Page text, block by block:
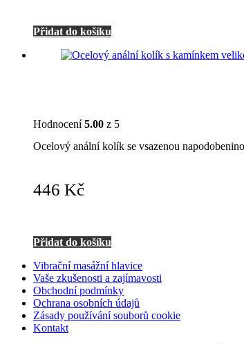
Přidat do košíku
Hodnocení5.00 z 5
Ocelový anální kolík se vsazenou
446 Kč
Přidat do košíku
Vibrační masážní hlavice
Vaše zkušenosti a zajímavosti
Obchodní podmínky
Ochrana osobních údajů
Zásady používání souborů cookie
Kontakt